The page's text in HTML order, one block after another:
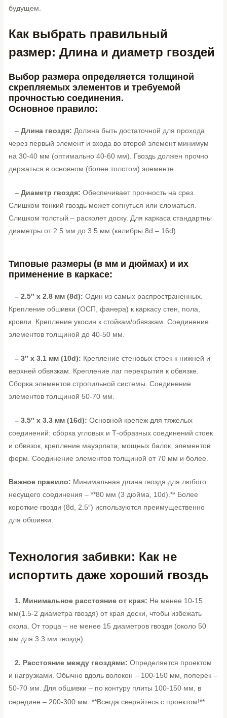
будущем.
Как выбрать правильный
размер: Длина и диаметр гвоздей
Выбор размера определяется толщиной
скрепляемых элементов и требуемой
прочностью соединения.
Основное правило:
– Длина гвоздя:Должна быть достаточной для прохода
через первый элемент и входа во второй элемент минимум
на 30-40 мм (оптимально 40-60 мм). Гвоздь должен прочно
держаться в основном (более толстом) элементе.
–Диаметр гвоздя:Обеспечивает прочность на срез.
Слишком тонкий гвоздь может согнуться или сломаться.
Слишком толстый – расколет доску. Для каркаса стандартны
диаметры от 2.5 мм до 3.5 мм (калибры 8d – 16d).
Типовые размеры (в мм и дюймах) и их
применение в каркасе:
– 2.5″ x 2.8 мм (8d): Один из самых распространенных.
Крепление обшивки (ОСП, фанера) к каркасу стен, пола,
кровли. Крепление укосин к стойкам/обвязкам. Соединение
элементов толщиной до 40-50 мм.
– 3″ x 3.1 мм (10d): Крепление стеновых стоек к нижней и
верхней обвязкам. Крепление лаг перекрытия к обвязке.
Сборка элементов стропильной системы. Соединение
элементов толщиной 50-70 мм.
– 3.5″ x 3.3 мм (16d): Основной крепеж для тяжелых
соединений: сборка угловых и Т-образных соединений стоек
и обвязок, крепление мауэрлата, мощных балок, элементов
ферм. Соединение элементов толщиной от 70 мм и более.
Важное правило: Минимальная длина гвоздя для любого
несущего соединения – **80 мм (3 дюйма, 10d).** Более
короткие гвозди (8d, 2.5″) используются преимущественно
для обшивки.
Технология забивки: Как не
испортить даже хороший гвоздь
1. Минимальное расстояние от края: Не менее 10-15
мм(1.5-2 диаметра гвоздя) от края доски, чтобы избежать
скола. От торца – не менее 15 диаметров гвоздя (около 50
мм для 3.3 мм гвоздя).
2. Расстояние между гвоздями: Определяется проектом
и нагрузками. Обычно вдоль волокон – 100-150 мм, поперек –
50-70 мм. Для обшивки – по контуру плиты 100-150 мм, в
середине – 200-300 мм. **Всегда сверяйтесь с проектом!**